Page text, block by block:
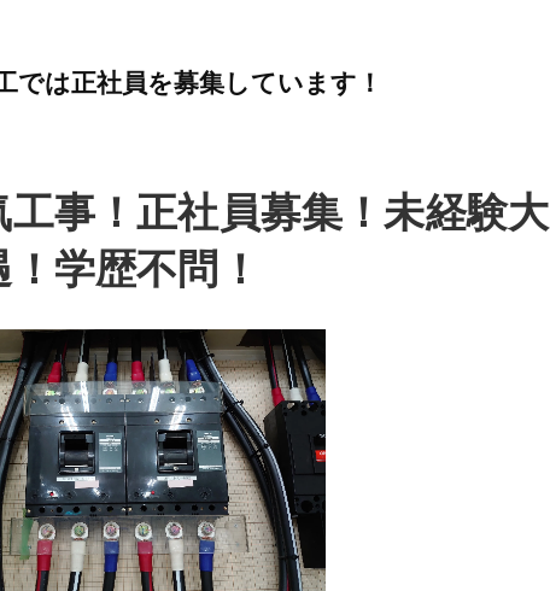
では正社員を募集しています！
事！正社員募集！未経験大
学歴不問！